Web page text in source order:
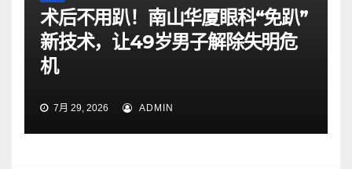
术后不用趴！南山华厦眼科“免趴”
新技术，让49岁男子解除失明危
机
7月 29, 2026 ADMIN